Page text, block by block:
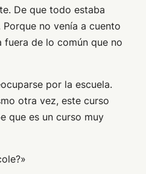
De que todo estaba
no venía a cuento
fuera de lo común que no
por la escuela.
otra vez, este curso
que es un curso muy